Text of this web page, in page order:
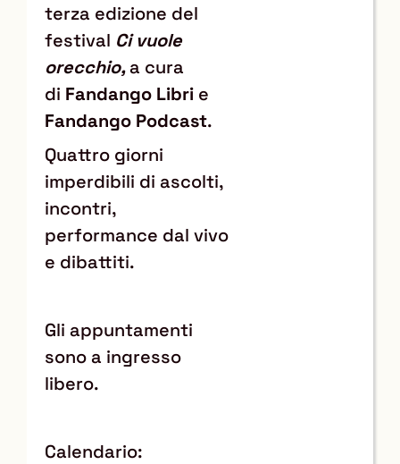
terza edizione del
festival Ci vuole
orecchio,a cura
di Fandango Libri e
Fandango Podcast.
Quattro giorni
imperdibili di ascolti,
incontri,
performance dal vivo
e dibattiti.
Gli appuntamenti
sono a ingresso
libero.
Calendario: